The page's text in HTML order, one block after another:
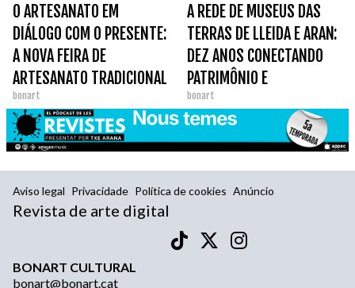
O ARTESANATO EM
DIÁLOGO COM O PRESENTE:
A NOVA FEIRA DE
ARTESANATO TRADICIONAL
DA CATALUNHA.
bonart
A REDE DE MUSEUS DAS
TERRAS DE LLEIDA E ARAN:
DEZ ANOS CONECTANDO
PATRIMÔNIO E
TERRITÓRIO.
bonart
Aviso legal Privacidade Política de cookies Anúncio
Revista de arte digital
BONART CULTURAL
bonart@bonart.cat